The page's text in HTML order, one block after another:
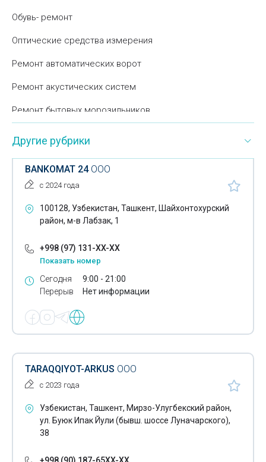
Обувь- ремонт
Оптические средства измерения
Ремонт автоматических ворот
Ремонт акустических систем
Ремонт бытовых морозильников
Ремонт водонагревателей
Ремонт газовых плит
Ремонт гидравлического оборудования
Ремонт гидронасосов
Ремонт замков
Техобслуживание компьютеров
Ремонт кондиционеров
Ремонт лифтов
Ремонт насосов
Ремонт обогревателей
Ремонт офисного оборудования
Ремонт планшетов
Ремонт подъемных кранов
Другие рубрики
BANKOMAT 24 ООО
с 2024 года
100128, Узбекистан, Ташкент, Шайхонтохурский
район, м-в Лабзак, 1
+998 (97) 131-XX-XX
Показать номер
Сегодня
Перерыв
9:00 - 21:00
Нет информации
TARAQQIYOT-ARKUS ООО
с 2023 года
Узбекистан, Ташкент, Мирзо-Улугбекский район,
ул. Буюк Ипак Йули (бывш. шоссе Луначарского),
38